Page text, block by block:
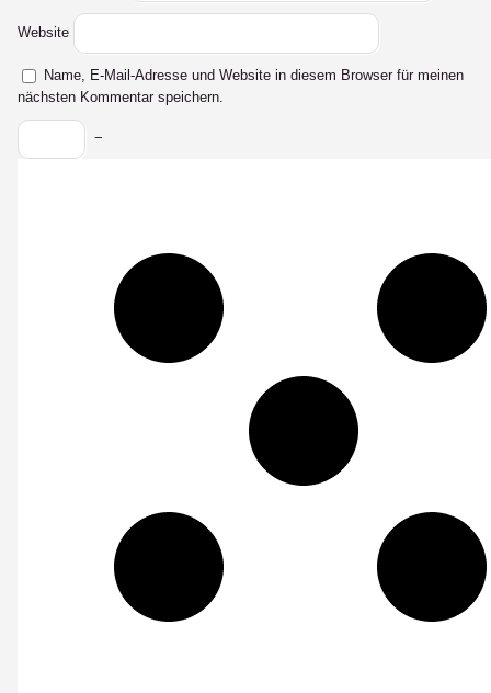
Website
Name, E-Mail-Adresse und Website in diesem Browser für meinen
nächsten Kommentar speichern.
−